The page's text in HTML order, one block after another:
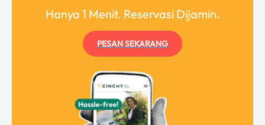
Hanya 1 Menit. Reservasi Dijamin.
PESAN SEKARANG